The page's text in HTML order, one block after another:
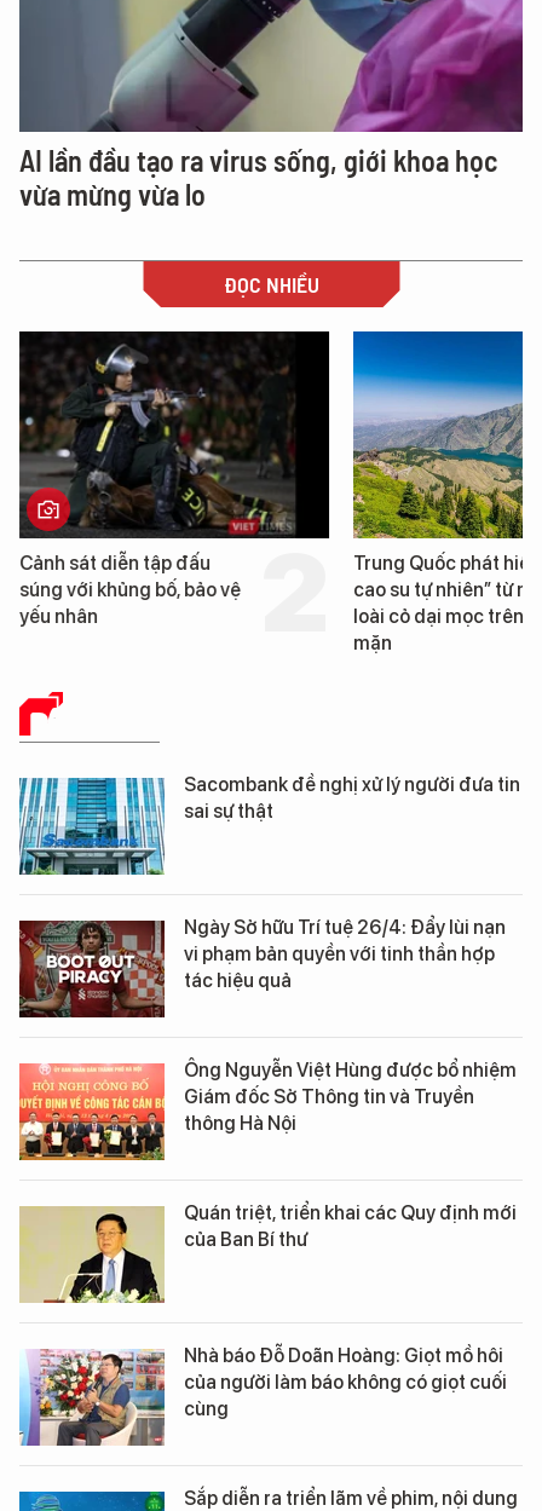
AI lần đầu tạo ra virus sống, giới khoa học
vừa mừng vừa lo
ĐỌC NHIỀU
Trung Quốc phát hiện “mỏ
cao su tự nhiên” từ một
loài cỏ dại mọc trên đất
Loạt dự án bất động
Đà Nẵng sắp bị kiểm
BÁO CHÍ SỐ
Sacombank đề nghị xử lý người đưa tin
sai sự thật
Ngày Sở hữu Trí tuệ 26/4: Đẩy lùi nạn
vi phạm bản quyền với tinh thần hợp
tác hiệu quả
Ông Nguyễn Việt Hùng được bổ nhiệm
Giám đốc Sở Thông tin và Truyền
thông Hà Nội
Quán triệt, triển khai các Quy định mới
của Ban Bí thư
Nhà báo Đỗ Doãn Hoàng: Giọt mồ hôi
của người làm báo không có giọt cuối
cùng
Sắp diễn ra triển lãm về phim, nội dung